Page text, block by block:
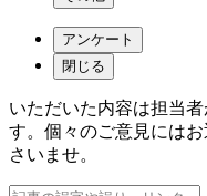
アンケート
閉じる
いただいた内容は担当
す。個々のご意見には
さいませ。